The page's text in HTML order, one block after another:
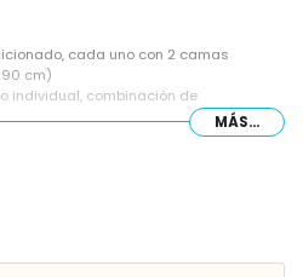
cada uno con 2 camas
cm)
individual, combinación de
MÁS...